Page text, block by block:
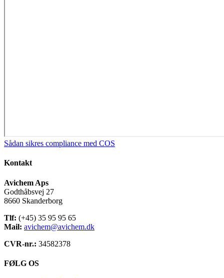
Sådan sikres compliance med COS
Kontakt
Avichem Aps
Godthåbsvej 27
8660 Skanderborg
Tlf: (+45) 35 95 95 65
Mail: avichem@avichem.dk
CVR-nr.: 34582378
FØLG OS